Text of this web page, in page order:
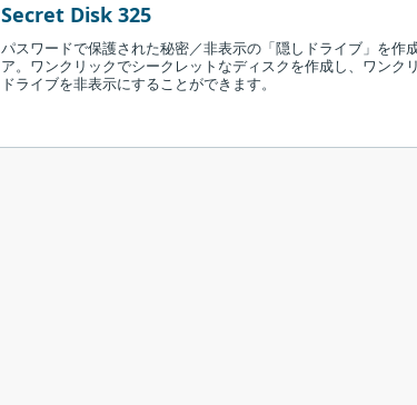
Secret Disk 325
パスワードで保護された秘密／非表示の「隠しドライブ」を作
ア。ワンクリックでシークレットなディスクを作成し、ワンク
ドライブを非表示にすることができます。